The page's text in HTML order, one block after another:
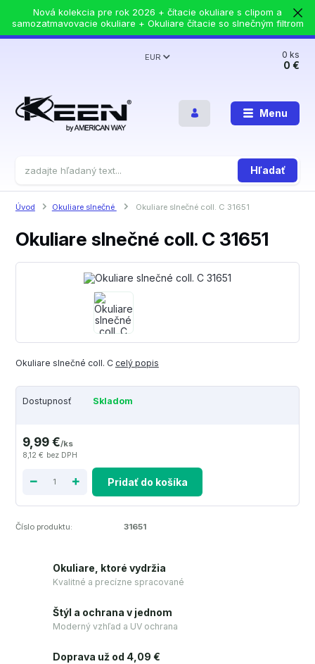
Nová kolekcia pre rok 2026 + čítacie okuliare s clipom a
samozatmavovacie okuliare + Okuliare čítacie so slnečným filtrom
Menu
EUR
Hľadať
0ks
0 €
Úvod Okuliare slnečné Okuliare slnečné coll. C 31651
Okuliare slnečné coll. C 31651
Okuliare slnečné coll. C celý popis
Dostupnosť Skladom
9,99 €/ks
8,12 € bez DPH
Pridať do košíka
Číslo produktu: 31651
Okuliare, ktoré vydržia
Kvalitné a precízne spracované
Štýl a ochrana v jednom
Moderný vzhľad a UV ochrana
Doprava už od 4,09 €